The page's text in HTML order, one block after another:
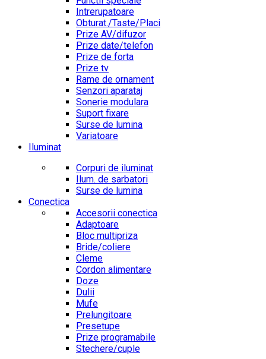
Intrerupatoare
Obturat./Taste/Placi
Prize AV/difuzor
Prize date/telefon
Prize de forta
Prize tv
Rame de ornament
Senzori aparataj
Sonerie modulara
Suport fixare
Surse de lumina
Variatoare
Iluminat
Corpuri de iluminat
Ilum. de sarbatori
Surse de lumina
Conectica
Accesorii conectica
Adaptoare
Bloc multipriza
Bride/coliere
Cleme
Cordon alimentare
Doze
Dulii
Mufe
Prelungitoare
Presetupe
Prize programabile
Stechere/cuple